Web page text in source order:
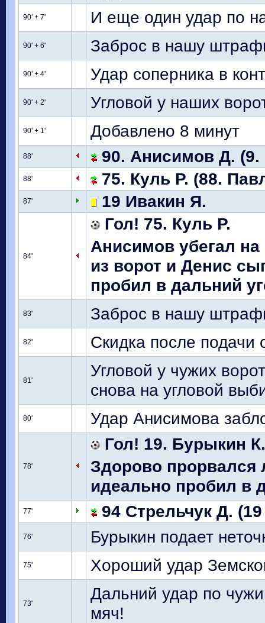
90' + 7' И еще один удар по
90' + 6' Заброс в нашу
90' + 4' Удар соперника в
90' + 2' Угловой у наших
90' + 1' Добавлено 8 минут
88' 90. Анисимов Д.
88' 75. Куль Р. (88.
87' 19 Ивакин Я.
84'
Гол! 75. Куль Р.
Анисимов убегал
из ворот и Денис
пробил в дальний
83' Заброс в нашу
82' Скидка после подачи
81'
Угловой у чужих
снова на угловой
80' Удар Анисимова
78'
Гол! 19. Бурыкин К.
Здорово
идеально пробил в
77' 94 Стрельчук Д.
76' Бурыкин подает
75' Хороший удар
73'
Дальний удар по
мяч!